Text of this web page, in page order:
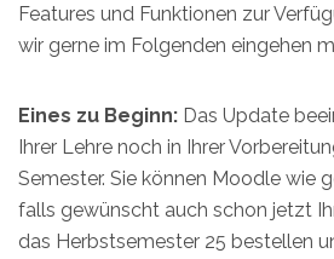
Features und Funktionen zur
wir gerne im Folgenden eingehen
Eines zu Beginn: Das Update
Ihrer Lehre noch in Ihrer
Semester. Sie können Moodle wie
falls gewünscht auch schon jetzt
das Herbstsemester 25 bestellen